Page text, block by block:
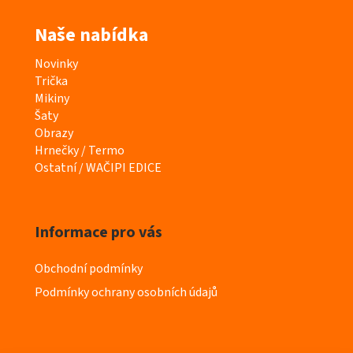
Naše nabídka
K
a
t
e
g
o
r
Novinky
Trička
Mikiny
Šaty
Obrazy
Hrnečky / Termo
Ostatní / WAČIPI EDICE
Informace pro vás
Obchodní podmínky
Podmínky ochrany osobních údajů